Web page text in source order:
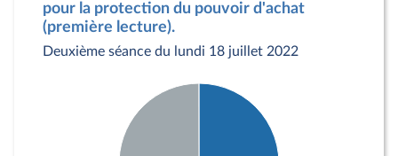
pour la protection du pouvoir d'achat
(première lecture).
Deuxième séance du lundi 18 juillet 2022